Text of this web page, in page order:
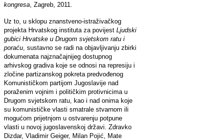
kongresa , Zagreb, 2011.
Uz to, u sklopu znanstveno-istraživačkog
projekta Hrvatskog instituta za povijest Ljudski
gubici Hrvatske u Drugom svjetskom ratu i
poraću , sustavno se radi na objavljivanju zbirki
dokumenata najznačajnijeg dostupnog
arhivskog gradiva koje se odnosi na represiju i
zločine partizanskog pokreta predvođenog
Komunističkom partijom Jugoslavije nad
poraženim vojnim i političkim protivnicima u
Drugom svjetskom ratu, kao i nad onima koje
su komunističke vlasti smatrale stvarnom ili
mogućom prijetnjom u ostvarenju potpune
vlasti u novoj jugoslavenskoj državi. Zdravko
Dizdar, Vladimir Geiger, Milan Pojić, Mate